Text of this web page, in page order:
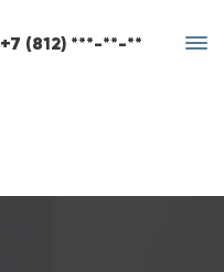
+7 (812) ***-**-**